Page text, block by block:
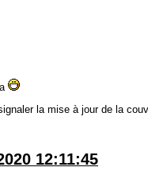
la mise à jour de la
12:11:45